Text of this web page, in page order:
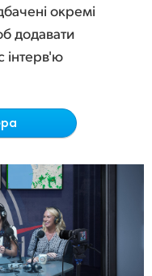
окремі
додавати
інтерв'ю